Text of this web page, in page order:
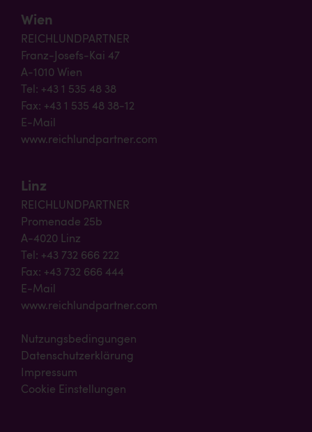
Wien
REICHLUNDPARTNER
Franz-Josefs-Kai 47
A-1010 Wien
Tel: +43 1 535 48 38
Fax: +43 1 535 48 38-12
E-Mail
www.reichlundpartner.com
Linz
REICHLUNDPARTNER
Promenade 25b
A-4020 Linz
Tel: +43 732 666 222
Fax: +43 732 666 444
E-Mail
www.reichlundpartner.com
Nutzungsbedingungen
Datenschutzerklärung
Impressum
Cookie Einstellungen